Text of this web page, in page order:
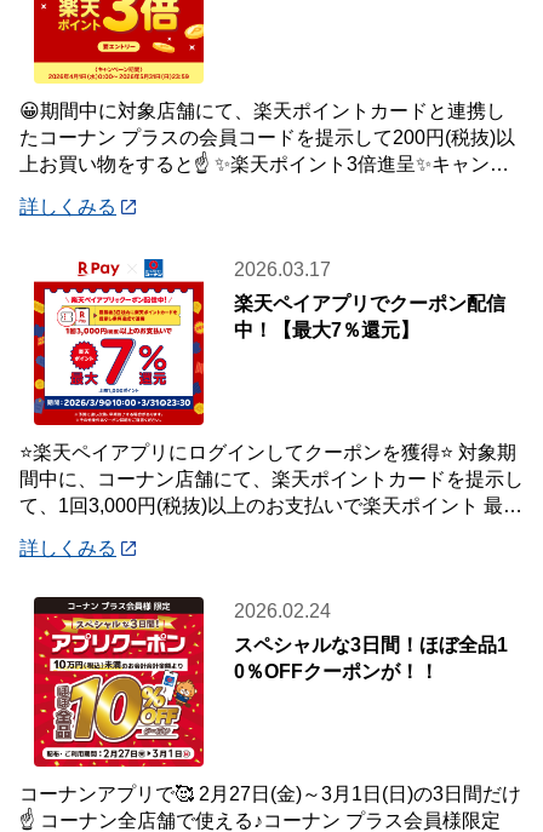
😀期間中に対象店舗にて、楽天ポイントカードと連携し
たコーナン プラスの会員コードを提示して200円(税抜)以
上お買い物をすると☝️ ✨楽天ポイント3倍進呈✨キャンペ
詳しくみる
2026.03.17
楽天ペイアプリでクーポン配信
中！【最大7％還元】
⭐楽天ペイアプリにログインしてクーポンを獲得⭐ 対象期
間中に、コーナン店舗にて、楽天ポイントカードを提示し
て、1回3,000円(税抜)以上のお支払いで楽天ポイント 最大
詳しくみる
2026.02.24
スペシャルな3日間！ほぼ全品1
0％OFFクーポンが！！
コーナンアプリで🥰 2月27日(金)～3月1日(日)の3日間だけ
☝️ コーナン全店舗で使える♪コーナン プラス会員様限定